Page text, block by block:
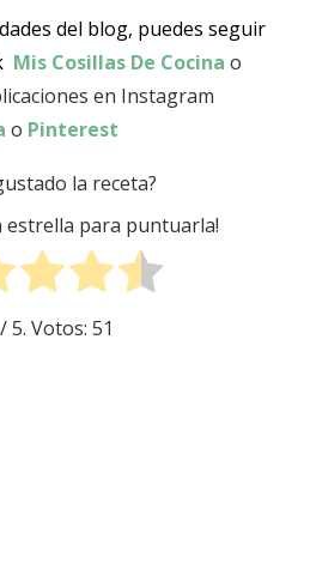
del blog, puedes seguir
Mis Cosillas De Cocina o
en Instagram
o Pinterest
la receta?
estrella para puntuarla!
5. Votos: 51